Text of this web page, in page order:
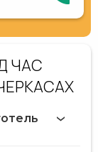
ЧАС